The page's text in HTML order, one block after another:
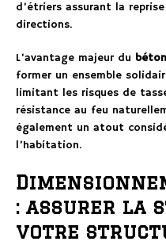
d’étriers assurant la
directions.
L’avantage majeur du
former un ensemble
limitant les risques de
résistance au feu
également un atout
l’habitation.
: assurer la
votre